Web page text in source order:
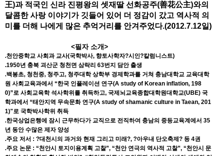
王)과 적국인 신라 진평왕의 셋재딸 선화공주(善花公主)와의
달콤한 사랑 이야기가 깃들어 있어 더 정감이 갔고 역사적 의
미를 더해 나에게 많은 추억거리를 안겨주었다.(2012.7.12일)
<필자 소개>
.천안중학교 사회과 교사(국학박사, 향토사학자?시인?칼럼니스트)
.1950년 충북 괴산군 청천면 삼락리 63번지 담안 출생
.백봉초, 청천중, 청주고, 청주대학 상학부 경제학과를 거쳐 충남대학교 교육대학
원 사회교육과에서 “한국 인플레이션 연구(A study of Korean inflation, 198
0)”로 사회교육학 석사학위를 취득하고, 국제뇌교육종합대학원대학교(UBE) 국
학과에서 “태안지역 무속문화 연구(A study of shamanic culture in Taean, 201
1)"로 국학박사학위 취득
.한국상업은행에 잠시 근무하다가 교직으로 전직하여 충남의 중등교육계에서 35
년 동안 수많은 제자 양성
.주요 저서 : ?대천시의 과거와 현재 그리고 미래?, ?아우내 단오축제? 등 4권
.주요 논문 : “천안시 토지이용계획 고찰”, “천안 연극의 역사적 고찰”, “천안시 문